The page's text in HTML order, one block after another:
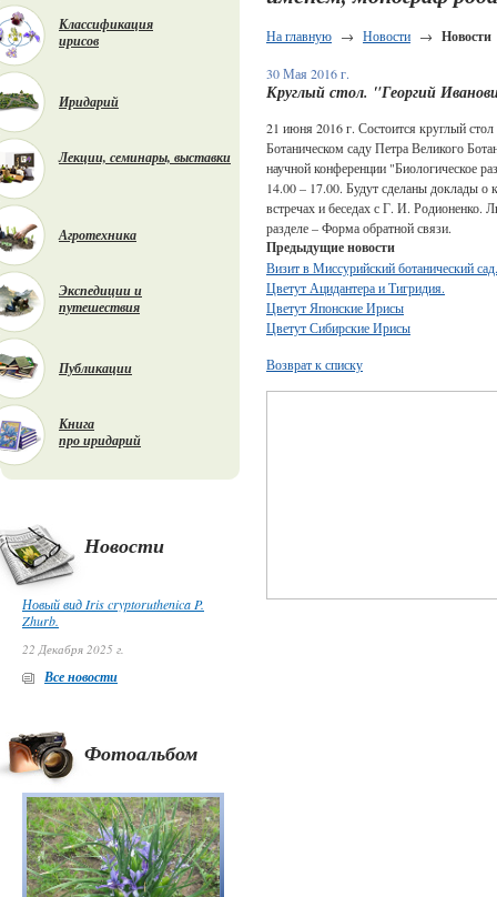
Классификация
ирисов
Иридарий
Лекции, семинары, выставки
Агротехника
Экспедиции и
путешествия
Публикации
Книга
про иридарий
Новости
Новый вид Iris cryptoruthenica P.
Zhurb.
22 Декабря 2025 г.
Все новости
Фотоальбом
На главную → Новости → Новости
30 Мая 2016 г.
Круглый стол. "Георгий
21 июня 2016 г. Состоится круглый
Ботаническом саду Петра Великого
научной конференции "Биологическое
14.00 – 17.00. Будут сделаны доклады о
встречах и беседах с Г. И. Родионенко.
разделе – Форма обратной связи.
Предыдущие новости
Визит в Миссурийский ботанический сад.
Цветут Ацидантера и Тигридия.
Цветут Японские Ирисы
Цветут Сибирские Ирисы
Возврат к списку